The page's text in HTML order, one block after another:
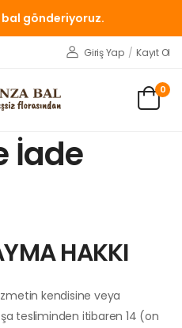
Giriş Yap / Kayıt Ol
0
İade
HAKKI
kendisine veya
tesliminden itibaren 14 (on